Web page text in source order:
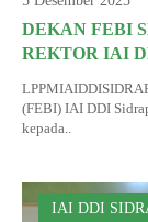
PANDUAN
Jurnal Pitu
DOKUMEN
LAPORAN
DEKAN FEBI
REKTOR IAI
(FEBI) IAI DDI
kepada..
IAI DDI